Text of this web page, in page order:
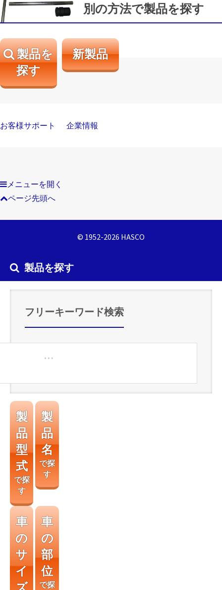
別の方法で製品を探す
製品を
探す
新製品
お客様サポート 企業情報
メニューを開く
ページ先頭へ
© 1952-2026 HASCO
製品を探す
フリーキーワード検索
製
品
型
式
で探
す
製
品
名
で探
す
車
の
サ
イ
車
の
部
位
で探